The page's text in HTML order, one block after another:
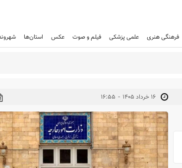
فرهنگی هنری علمی پزشکی فیلم و صوت عکس استان‌ها
۱۶:۵۵ - ۱۶ خرداد ۱۴۰۵